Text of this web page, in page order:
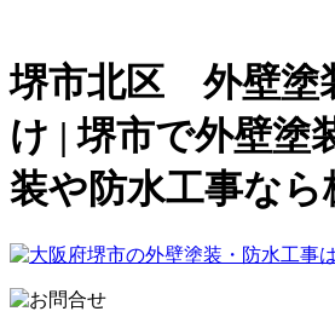
堺市北区 外壁
け | 堺市で外壁塗
装や防水工事なら